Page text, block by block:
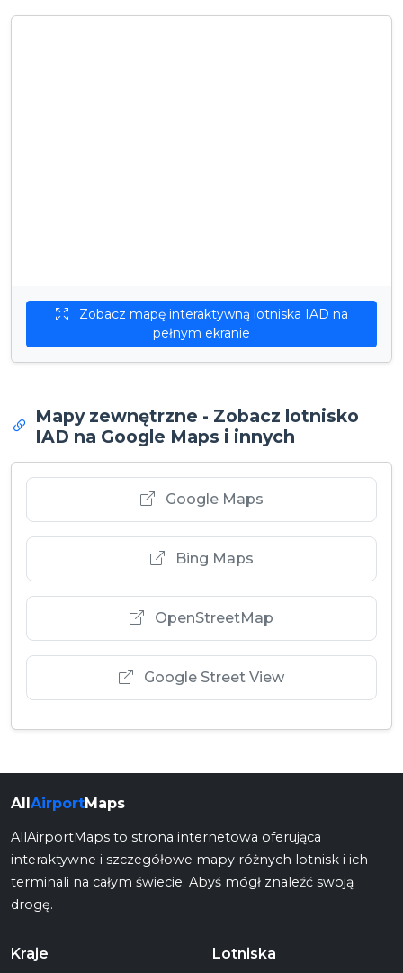
pełnym ekranie
Mapy zewnętrzne - Zobacz lotnisko
IAD na Google Maps i innych
Google Maps
Bing Maps
OpenStreetMap
Google Street View
All AirportMaps
AllAirportMaps to strona internetowa oferująca
interaktywne i szczegółowe mapy różnych lotnisk i ich
terminali na całym świecie. Abyś mógł znaleźć swoją
drogę.
Kraje Lotniska